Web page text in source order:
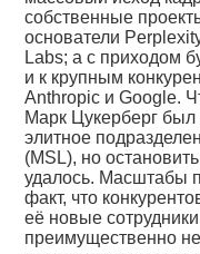
собственные
основатели
Labs; а с приходом
и к крупным
Anthropic и Google.
Марк Цукерберг
элитное
(MSL), но
удалось. Масштабы
факт, что
её новые
преимущественно